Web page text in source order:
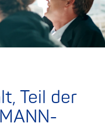
Teil der